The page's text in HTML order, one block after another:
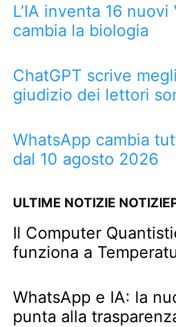
L’IA inventa 16
cambia la biologia
ChatGPT scrive
giudizio dei lettori
WhatsApp cambia
dal 10 agosto 2026
ULTIME NOTIZIE
Il Computer
funziona a
WhatsApp e IA: la
punta alla